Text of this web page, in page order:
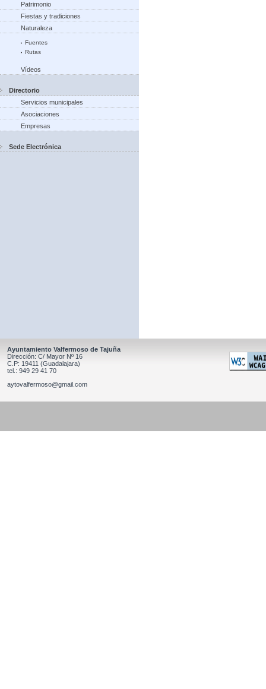
Patrimonio
Fiestas y tradiciones
Naturaleza
Fuentes
Rutas
Vídeos
Directorio
Servicios municipales
Asociaciones
Empresas
Sede Electrónica
Ayuntamiento Valfermoso de Tajuña
Dirección: C/ Mayor Nº 16
C.P: 19411 (Guadalajara)
tel.: 949 29 41 70
aytovalfermoso@gmail.com